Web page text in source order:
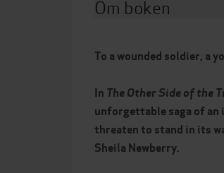
Om boken
To a wounded soldier, a
In The Other Side of the
unforgettable saga of an
threaten to stand in its
Sheila Newberry.